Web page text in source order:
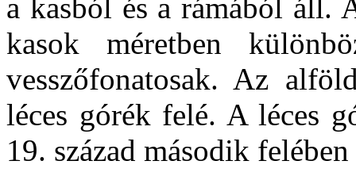
a kasból és a rámából áll.
kasok méretben
vesszőfonatosak. Az
léces górék felé. A léces
19. század második